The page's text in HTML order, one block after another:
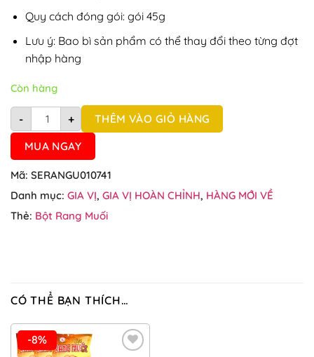
Quy cách đóng gói: gói 45g
Lưu ý: Bao bì sản phẩm có thể thay đổi theo từng đợt
nhập hàng
Còn hàng
-
Bột gà rang muối Tuấn Phương 45g số lượng
+
THÊM VÀO GIỎ HÀNG
MUA NGAY
Mã: SERANGU010741
Danh mục: GIA VỊ, GIA VỊ HOÀN CHỈNH, HÀNG MỚI VỀ
Thẻ: Bột Rang Muối
CÓ THỂ BẠN THÍCH…
-8%